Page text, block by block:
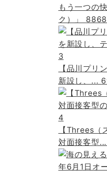
もう一つの
ク）」
3
【品川プリ
新設し、...
4
【Threes
対面接客型...